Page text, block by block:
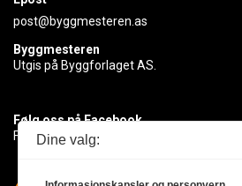
post@byggmesteren.as
Byggmesteren
Utgis på Byggforlaget AS.
Følg oss på Facebook
Få med deg det siste innen byggebransjen
Dine valg: